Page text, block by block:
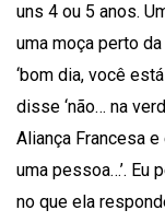
uns 4 ou 5 anos.
uma moça perto
‘bom dia, você
disse ‘não… na
Aliança Francesa
uma pessoa…’. Eu
no que ela